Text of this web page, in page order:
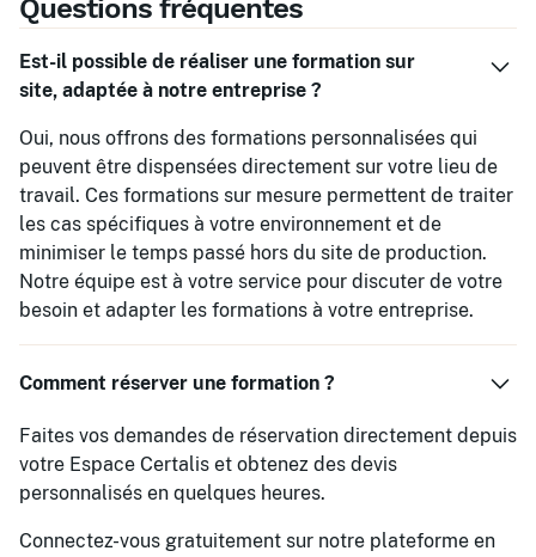
Questions fréquentes
Est-il possible de réaliser une formation sur
site, adaptée à notre entreprise ?
Oui, nous offrons des formations personnalisées qui
peuvent être dispensées directement sur votre lieu de
travail. Ces formations sur mesure permettent de traiter
les cas spécifiques à votre environnement et de
minimiser le temps passé hors du site de production.
Notre équipe est à votre service pour discuter de votre
besoin et adapter les formations à votre entreprise.
Comment réserver une formation ?
Faites vos demandes de réservation directement depuis
votre Espace Certalis et obtenez des devis
personnalisés en quelques heures.
Connectez-vous gratuitement sur notre plateforme en